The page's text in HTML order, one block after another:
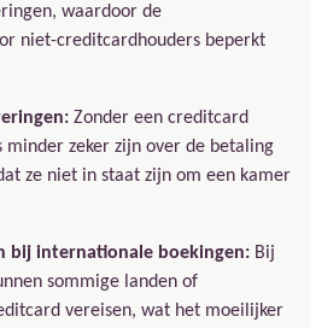
waardoor de
niet-creditcardhouders beperkt
Zonder een creditcard
minder zeker zijn over de betaling
ze niet in staat zijn om een kamer
bij internationale boekingen: Bij
sommige landen of
vereisen, wat het moeilijker